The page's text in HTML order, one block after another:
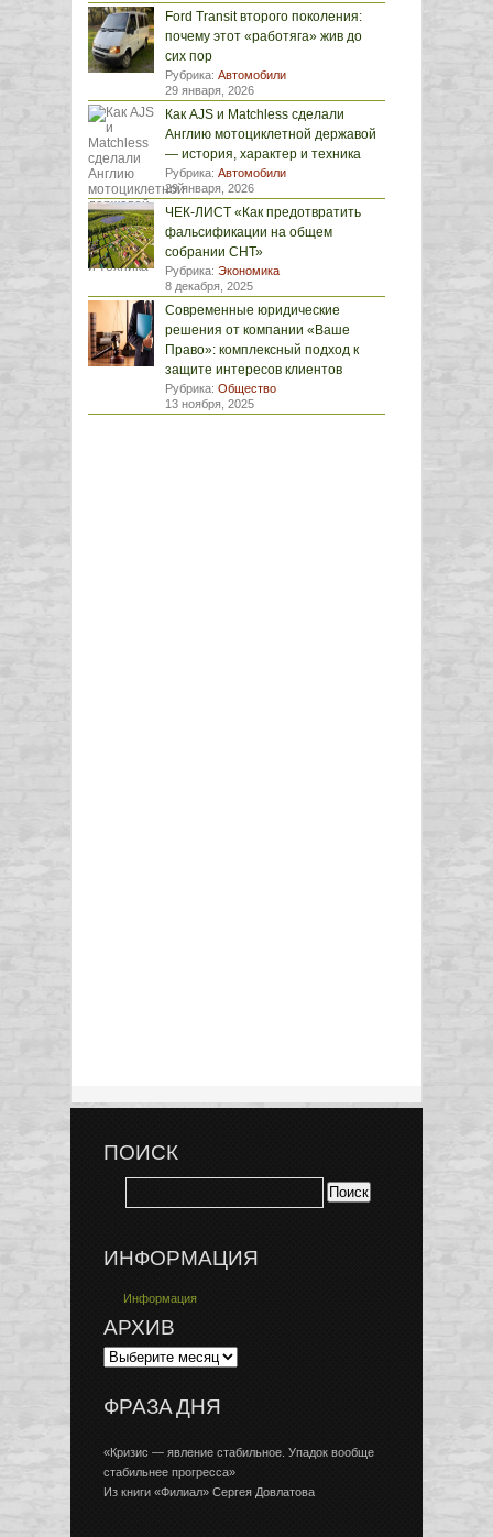
Ford Transit второго поколения:
почему этот «работяга» жив до
сих пор
Рубрика: Автомобили
29 января, 2026
Как AJS и Matchless сделали
Англию мотоциклетной державой
— история, характер и техника
Рубрика: Автомобили
29 января, 2026
ЧЕК-ЛИСТ «Как предотвратить
фальсификации на общем
собрании СНТ»
Рубрика: Экономика
8 декабря, 2025
Современные юридические
решения от компании «Ваше
Право»: комплексный подход к
защите интересов клиентов
Рубрика: Общество
13 ноября, 2025
ПОИСК
ИНФОРМАЦИЯ
Информация
АРХИВ
ФРАЗА ДНЯ
«Кризис — явление стабильное. Упадок вообще
стабильнее прогресса»
Из книги «Филиал» Сергея Довлатова